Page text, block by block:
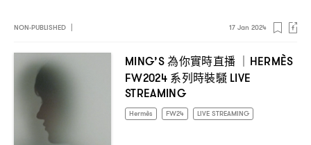
NON-PUBLISHED 17 Jan 2024
MING’S為你實時直播 ｜HERMÈS
FW2024 系列時裝騷LIVE
STREAMING
Hermès FW24 LIVE STREAMING